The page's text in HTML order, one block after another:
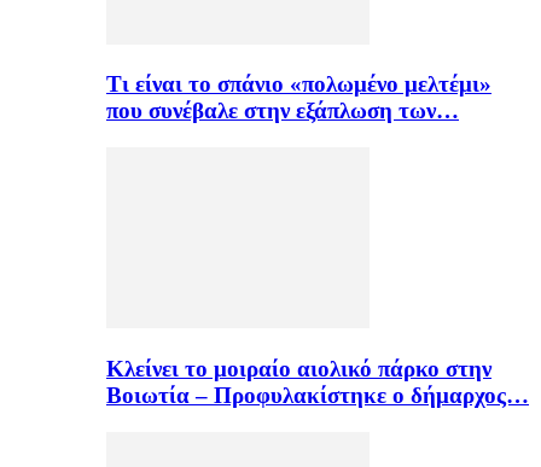
Τι είναι το σπάνιο «πολωμένο μελτέμι»
που συνέβαλε στην εξάπλωση των…
Κλείνει το μοιραίο αιολικό πάρκο στην
Βοιωτία – Προφυλακίστηκε ο δήμαρχος…